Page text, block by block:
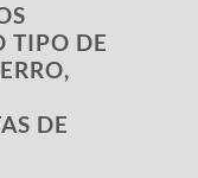
TIPO DE
DE